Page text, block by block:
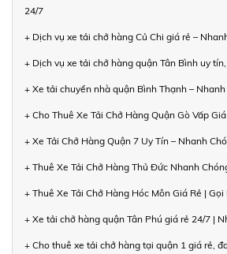
24/7
+ Dịch vụ xe tải chở hàng Củ Chi giá rẻ –
+ Dịch vụ xe tải chở hàng quận Tân Bình uy
+ Xe tải chuyển nhà quận Bình Thạnh –
+ Cho Thuê Xe Tải Chở Hàng Quận Gò Vấp
+ Xe Tải Chở Hàng Quận 7 Uy Tín – Nhanh
+ Thuê Xe Tải Chở Hàng Thủ Đức Nhanh
+ Thuê Xe Tải Chở Hàng Hóc Môn Giá Rẻ |
+ Xe tải chở hàng quận Tân Phú giá rẻ 24/7 |
+ Cho thuê xe tải chở hàng tại quận 1 giá rẻ,